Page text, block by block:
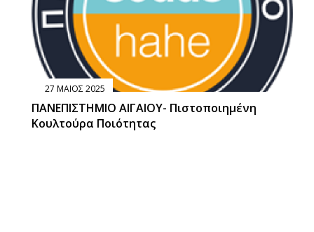
27 ΜΑΙΟΣ 2025
ΠΑΝΕΠΙΣΤΗΜΙΟ ΑΙΓΑΙΟΥ- Πιστοποιημένη
Κουλτούρα Ποιότητας